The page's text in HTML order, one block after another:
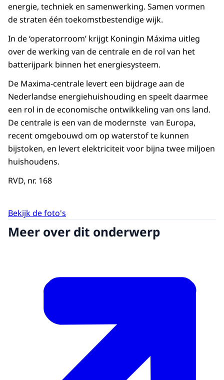
energie, techniek en samenwerking. Samen vormen
de straten één toekomstbestendige wijk.
In de ‘operatorroom’ krijgt Koningin Máxima uitleg
over de werking van de centrale en de rol van het
batterijpark binnen het energiesysteem.
De Maxima-centrale levert een bijdrage aan de
Nederlandse energiehuishouding en speelt daarmee
een rol in de economische ontwikkeling van ons land.
De centrale is een van de modernste van Europa,
recent omgebouwd om op waterstof te kunnen
bijstoken, en levert elektriciteit voor bijna twee miljoen
huishoudens.
RVD, nr. 168
Bekijk de foto's
Meer over dit onderwerp